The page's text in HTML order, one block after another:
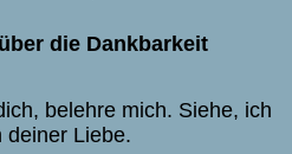
die Dankbarkeit
belehre mich. Siehe, ich
deiner Liebe.